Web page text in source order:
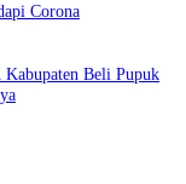
Corona
Beli Pupuk